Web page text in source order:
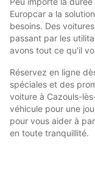
Europcar a la
besoins. Des
passant par les
avons tout ce qu'il
Réservez en ligne
spéciales et des
voiture à Cazouls-
véhicule pour une
pour vous aider à
en toute tranquillité.